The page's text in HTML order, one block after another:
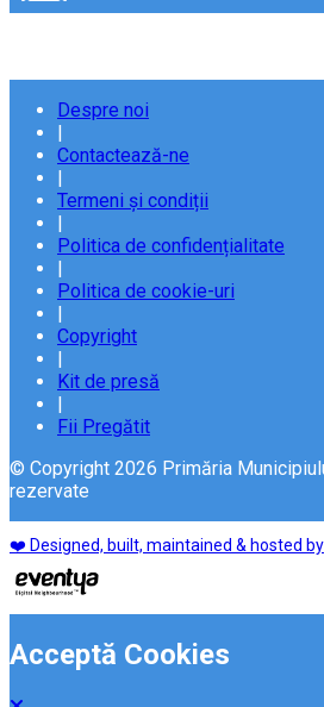
Despre noi
|
Contactează-ne
|
Termeni și condiții
|
Politica de confidențialitate
|
Politica de cookie-uri
|
Copyright
|
Kit de presă
|
Fii Pregătit
© Copyright 2026 Primăria
rezervate
❤️ Designed, built, maintained & hosted by
Acceptă Cookies